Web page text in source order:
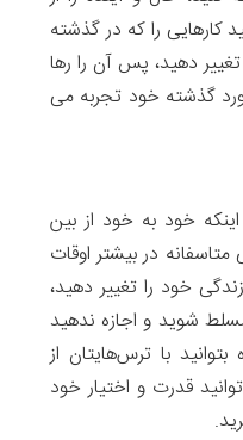
کارهایی را که در گذشته
تغییر دهید، پس آن را رها
گذشته خود تجربه می
خود به خود از بین
در بیشتر اوقات
خود را تغییر دهید،
شوید و اجازه ندهید
با ترس‌هایتان از
قدرت و اختیار خود